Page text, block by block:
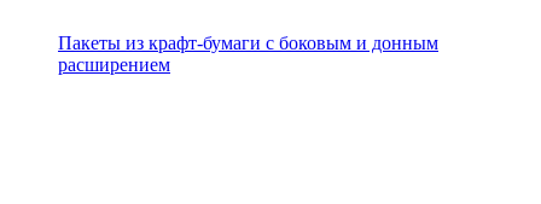
Пакеты из крафт-бумаги с боковым и донным
расширением